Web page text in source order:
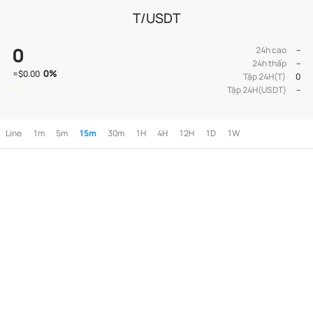
T/USDT
0
≈$0.00 0%
24h cao
--
24h thấp
--
Tập 24H(T)
0
Tập 24H(USDT)
--
Line 1m 5m 15m 30m 1H 4H 12H 1D 1W